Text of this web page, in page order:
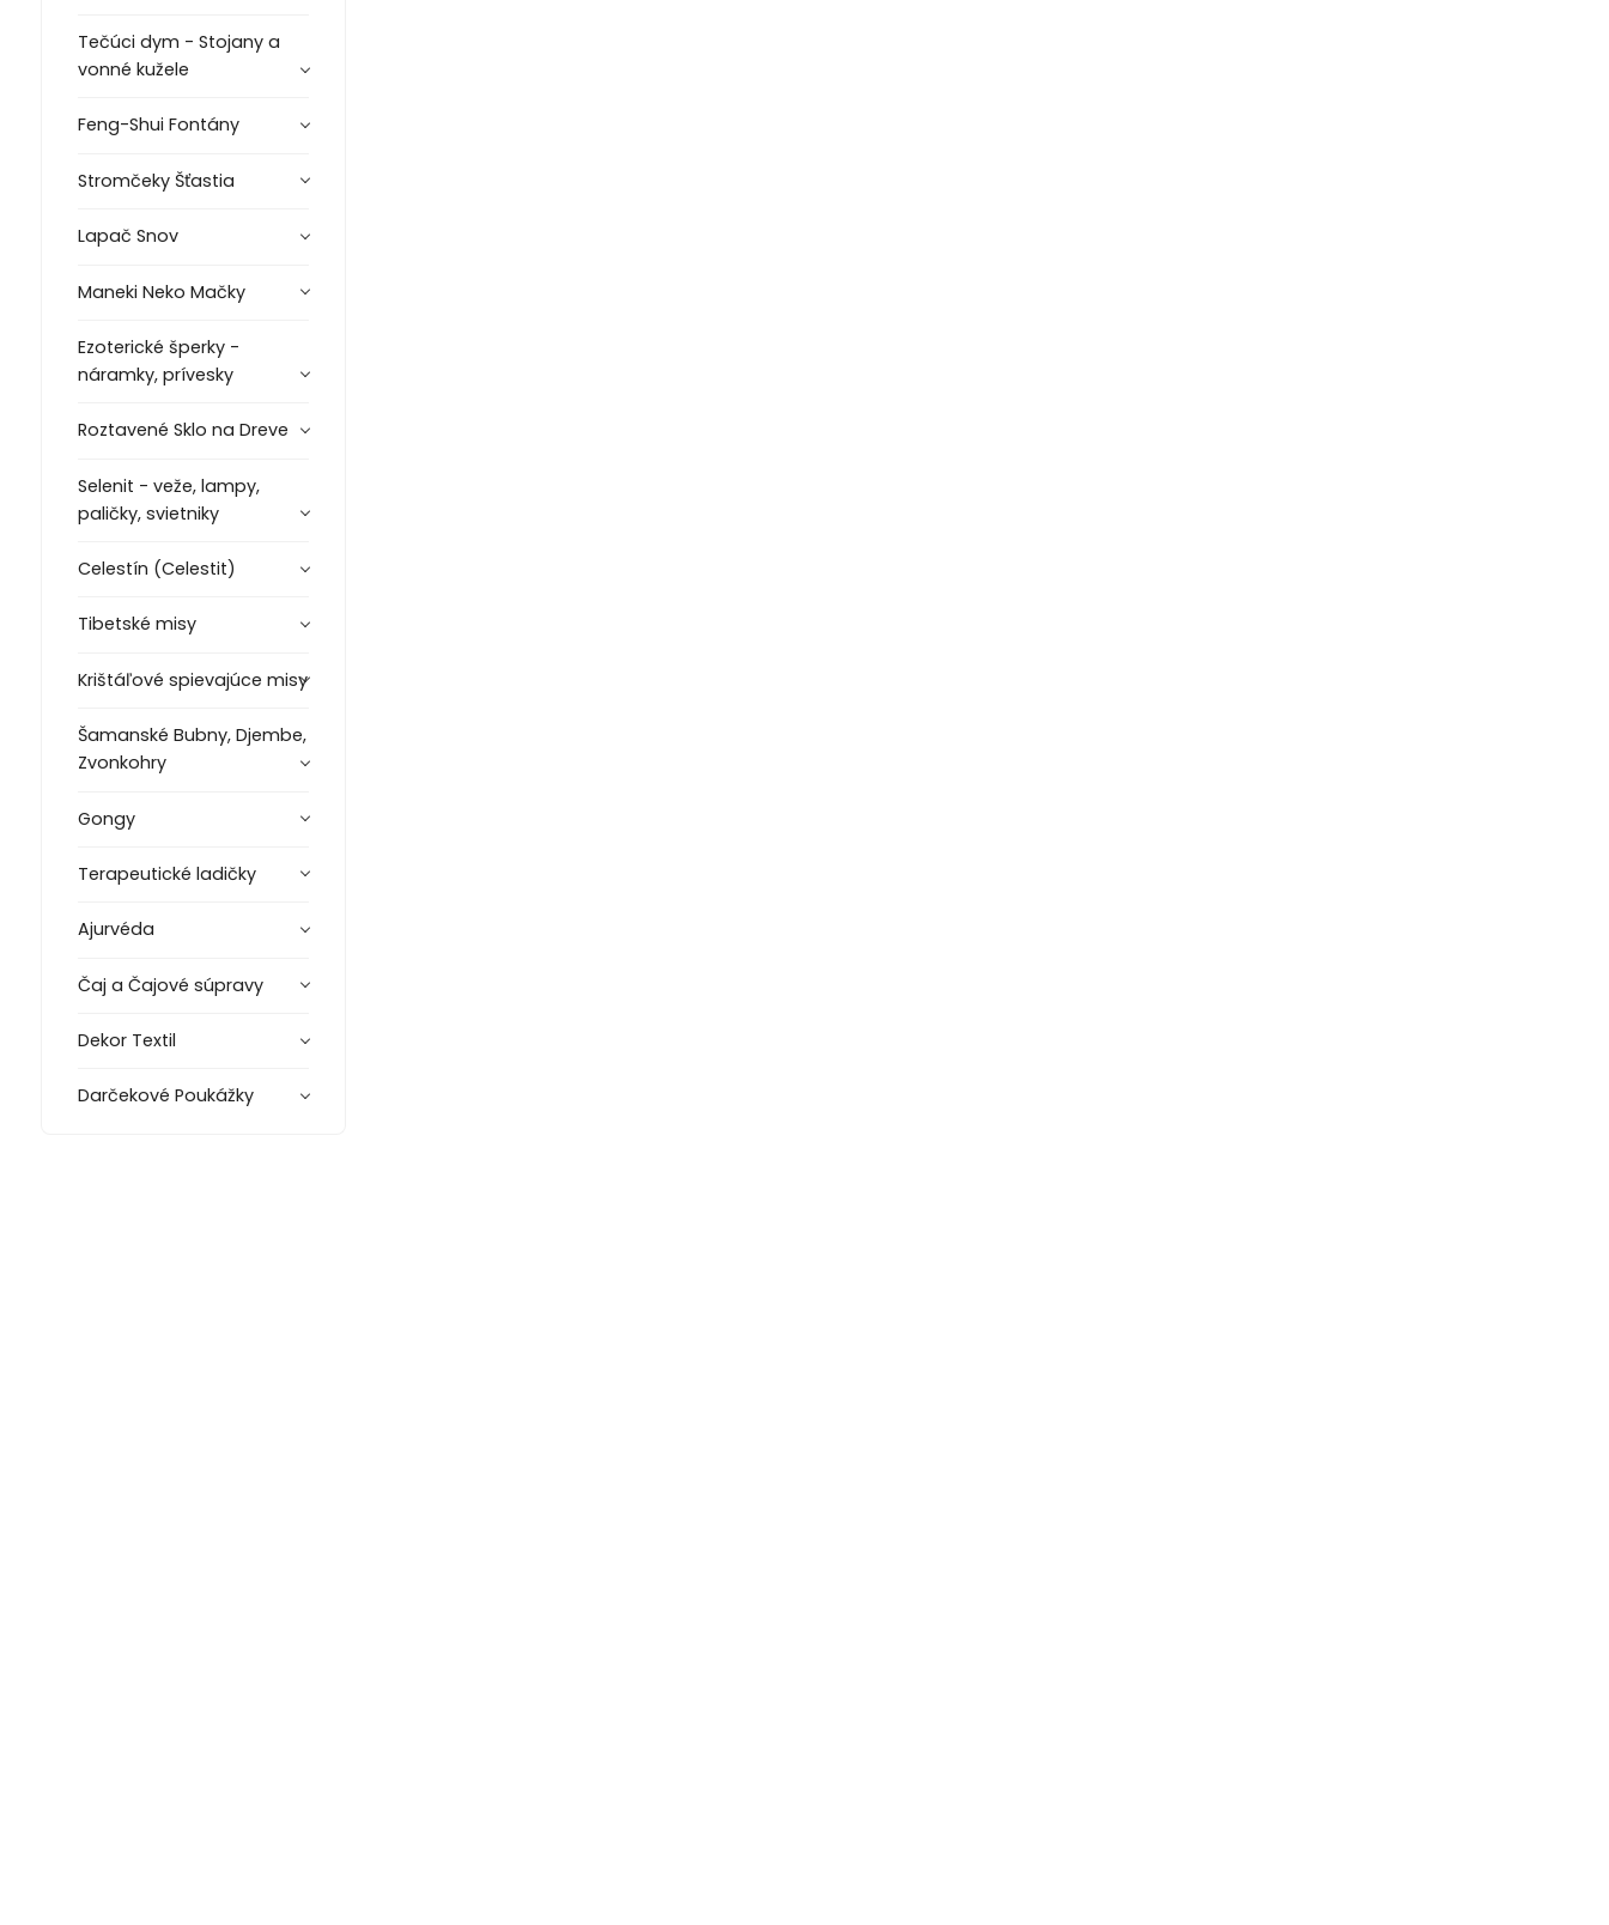
Tečúci dym - Stojany a
vonné kužele
Feng-Shui Fontány
Stromčeky Šťastia
Lapač Snov
Maneki Neko Mačky
Ezoterické šperky -
náramky, prívesky
Roztavené Sklo na Dreve
Selenit - veže, lampy,
paličky, svietniky
Celestín (Celestit)
Tibetské misy
Krištáľové spievajúce misy
Šamanské Bubny, Djembe,
Zvonkohry
Gongy
Terapeutické ladičky
Ajurvéda
Čaj a Čajové súpravy
Dekor Textil
Darčekové Poukážky